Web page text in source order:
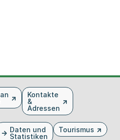
Kontakte
&
Adressen
Daten und
Statistiken
Tourismus